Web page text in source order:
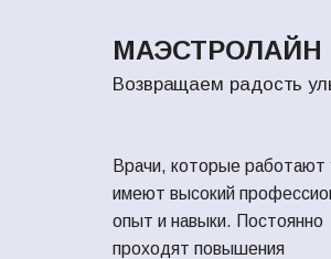
МАЭСТРОЛАЙН
Возвращаем радость
Врачи, которые работают
имеют высокий
опыт и навыки. Постоянно
проходят повышения